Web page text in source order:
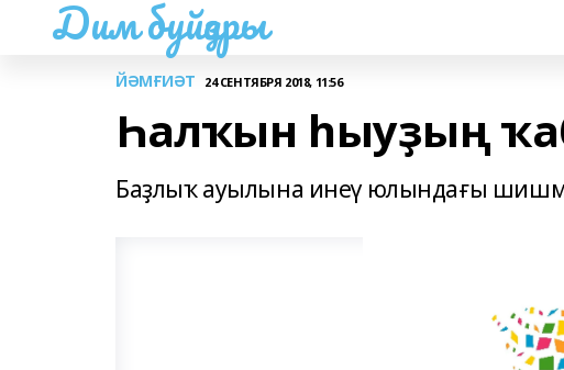
Дим буйҙары
ЙӘМҒИӘТ 24 СЕНТЯБРЯ 2018, 11:56
Һалҡын һыуҙың
Баҙлыҡ ауылына инеү юлындағы